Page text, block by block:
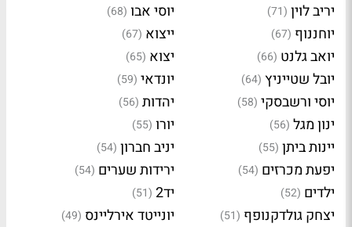
יריב לוין (71) יוסי אבו (68)
יוחננוף (67) ייצוא (67)
יואב גלנט (66) יצוא (65)
יובל שטייניץ (64) יונדאי (59)
יוסי ורשבסקי (58) יהדות (56)
ינון מגל (56) יורו (55)
יינות ביתן (55) יניב חברון (54)
יפעת מכרזים (54) ירידות שערים (54)
ילדים (52) יד2 (51)
יצחק גולדקנופף (51) יונייטד אירליינס (49)